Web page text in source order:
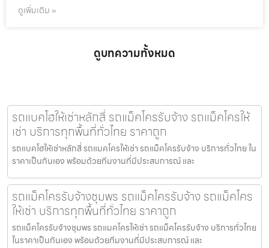
ดูเพิ่มเติม »
ดูบทความทั้งหมด
รถแบคโฮให้เช่าหลักสี่ รถแม็คโครรับจ้าง รถแม็คโครให้
เช่า บริการทุกพื้นที่ทั่วไทย ราคาถูก
รถแบคโฮให้เช่าหลักสี่ รถแมคโครให้เช่า รถแม็คโครรับจ้าง บริการทั่วไทย ใน
ราคาเป็นกันเอง พร้อมด้วยทีมงานที่มีประสบการณ์ และ
รถแม็คโครรับจ้างชุมพร รถแม็คโครรับจ้าง รถแม็คโคร
ให้เช่า บริการทุกพื้นที่ทั่วไทย ราคาถูก
รถแม็คโครรับจ้างชุมพร รถแมคโครให้เช่า รถแม็คโครรับจ้าง บริการทั่วไทย
ในราคาเป็นกันเอง พร้อมด้วยทีมงานที่มีประสบการณ์ และ